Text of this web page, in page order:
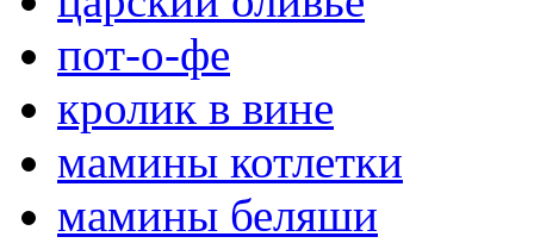
пот-о-фе
кролик в вине
мамины котлетки
мамины беляши